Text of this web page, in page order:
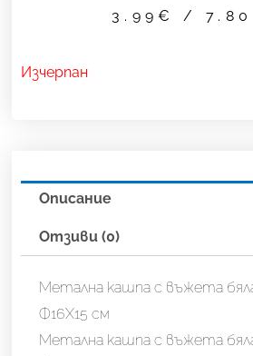
3.99€ / 7.80
Изчерпан
Описание
Отзиви (0)
Метална кашпа с въжета
Ф16Х15 см
Метална кашпа с въжета